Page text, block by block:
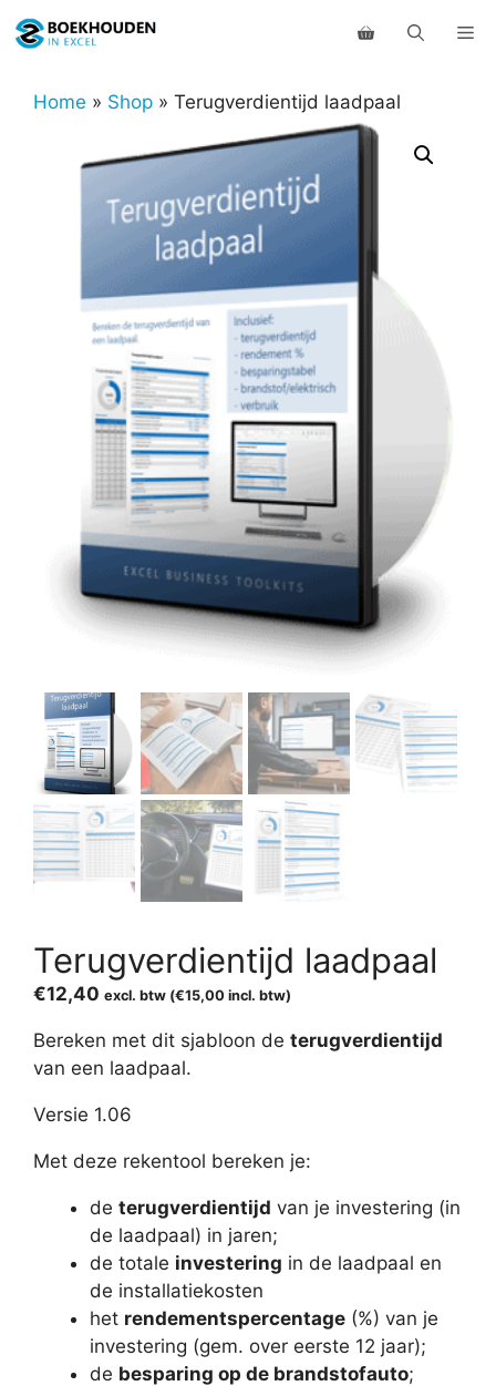
naar
inhoudHome » Shop » Terugverdientijd laadpaal
Terugverdientijd laadpaal
€12,40 excl. btw (€15,00 incl. btw)
Bereken met dit sjabloon de terugverdientijd
van een laadpaal.
Versie 1.06
Met deze rekentool bereken je:
de terugverdientijd van je investering (in
de laadpaal) in jaren;
de totale investering in de laadpaal en
de installatiekosten
het rendementspercentage (%) van je
investering (gem. over eerste 12 jaar);
de besparing op de brandstofauto;